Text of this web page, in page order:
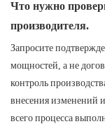
Что нужно
производителя.
Запросите
мощностей, а не
контроль
внесения изменений
всего процесса